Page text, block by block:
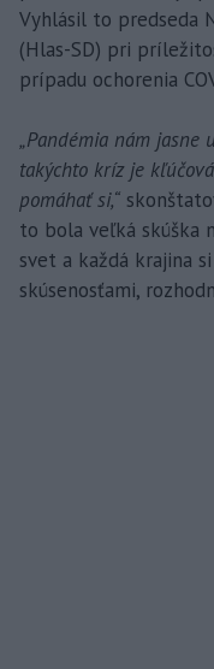
Vyhlásil to predseda
(Hlas-SD) pri
prípadu ochorenia
„Pandémia nám jasne
takýchto kríz je
pomáhať si,“
to bola veľká skúška
svet a každá krajina
skúsenosťami,